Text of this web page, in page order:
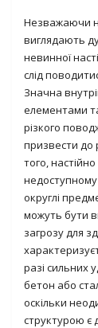
Незважаючи
виглядають
невинної
слід
Значна
елементами
різкого
призвести до
того,
недоступному
округлі
можуть бути
загрозу для
разі сильних
бетон або
оскільки
структурою є